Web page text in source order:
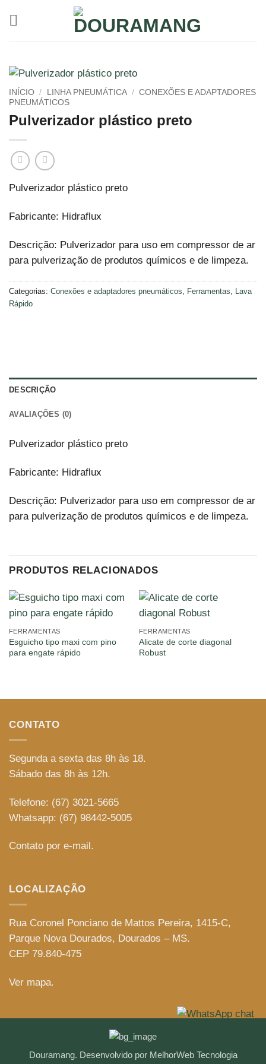
INÍCIO / LINHA PNEUMÁTICA / CONEXÕES E ADAPTADORES
PNEUMÁTICOS
Pulverizador plástico preto
Pulverizador plástico preto
Fabricante: Hidraflux
Descrição: Pulverizador para uso em compressor de ar
para pulverização de produtos químicos e de limpeza.
Categorias: Conexões e adaptadores pneumáticos Ferramentas
Lava
Rápido
DESCRIÇÃO
AVALIAÇÕES (0)
Pulverizador plástico preto
Fabricante: Hidraflux
Descrição: Pulverizador para uso em compressor de ar
para pulverização de produtos químicos e de limpeza.
PRODUTOS RELACIONADOS
FERRAMENTAS
Esguicho tipo maxi com pino
para engate rápido
FERRAMENTAS
Alicate de corte diagonal
Robust
CONTATO
Segunda a sexta das 8h às 18.
Sábado das 8h às 12h.
Telefone: (67) 3021-5665
Whatsapp: (67) 98442-5005
Contato por e-mail.
LOCALIZAÇÃO
Rua Coronel Ponciano de Mattos Pereira, 1415-C,
Parque Nova Dourados, Dourados – MS.
CEP 79.840-475
Ver mapa.
Douramang. Desenvolvido por MelhorWeb Tecnologia